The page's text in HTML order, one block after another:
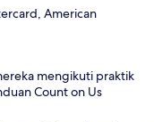
American
mengikuti praktik
Count on Us